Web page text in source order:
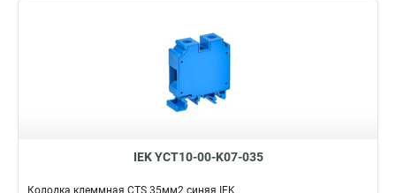
IEK YCT10-00-K07-035
Колодка клеммная CTS 35мм2 синяя IEK